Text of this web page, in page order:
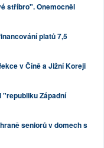
stříbro". Onemocněl
platů 7,5
v Číně a Jižní Koreji
Západní
seniorů v domech s